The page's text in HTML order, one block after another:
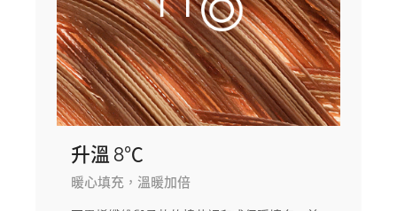
升溫 8℃
暖心填充，溫暖加倍